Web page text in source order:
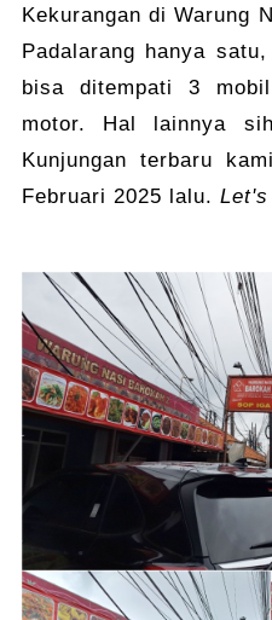
Kekurangan di Warung
Padalarang hanya
bisa ditempati 3
motor. Hal lainnya
Kunjungan terbaru
Februari 2025 lalu.